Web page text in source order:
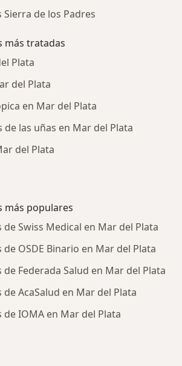
de los Padres
más tratadas
Plata
del Plata
en Mar del Plata
de las uñas en Mar del Plata
del Plata
más populares
Swiss Medical en Mar del Plata
OSDE Binario en Mar del Plata
Federada Salud en Mar del Plata
AcaSalud en Mar del Plata
IOMA en Mar del Plata